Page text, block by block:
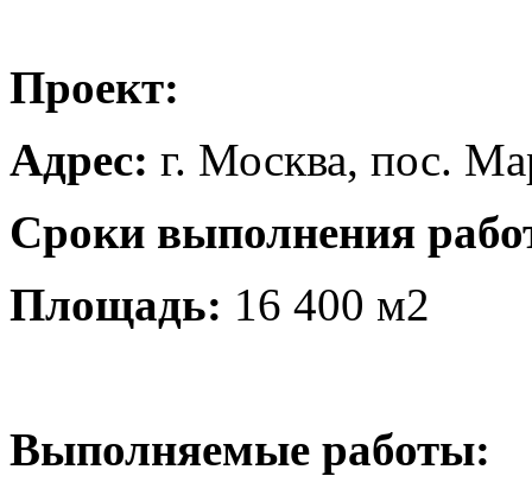
Проект:
Адрес: г. Москва, пос.
Сроки выполнения
Площадь: 16 400 м2
Выполняемые работы: